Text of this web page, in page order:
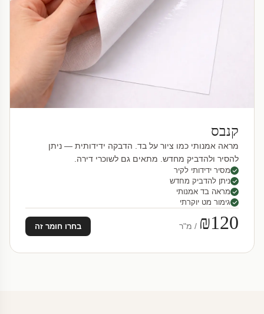
קנבס
מראה אמנותי כמו ציור על בד. הדבקה ידידותית — ניתן
להסיר ולהדביק מחדש. מתאים גם לשוכרי דירה.
מסיר ידידותי לקיר
ניתן להדביק מחדש
מראה בד אמנותי
גימור מט יוקרתי
₪120 / מ"ר בחרו חומר זה